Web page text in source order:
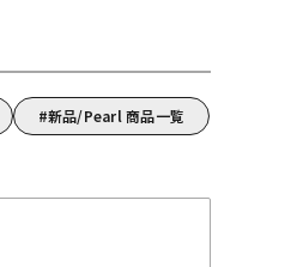
新品/Pearl 商品一覧